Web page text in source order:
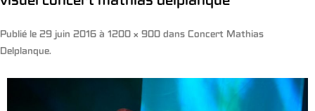
Publié le 29 juin 2016 à 1200 × 900 dans Concert Mathias
Delplanque.